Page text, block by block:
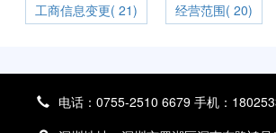
工商信息变更( 21) 经营范围( 20)
电话：0755-2510 6679 手机：